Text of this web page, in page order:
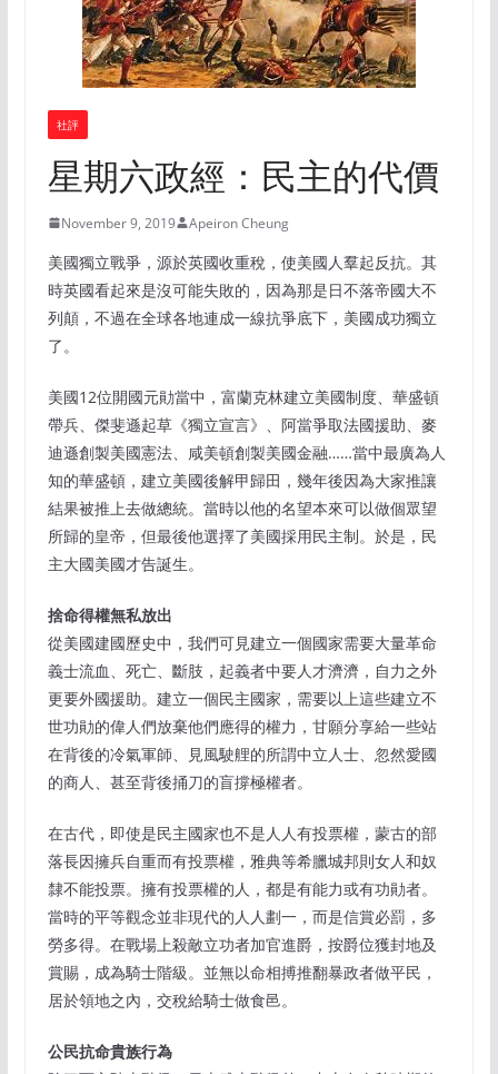
社評
星期六政經：民主的代價
November 9, 2019 Apeiron Cheung
美國獨立戰爭，源於英國收重稅，使美國人羣起反抗。其
時英國看起來是沒可能失敗的，因為那是日不落帝國大不
列顛，不過在全球各地連成一線抗爭底下，美國成功獨立
了。
美國12位開國元勛當中，富蘭克林建立美國制度、華盛頓
帶兵、傑斐遜起草《獨立宣言》、阿當爭取法國援助、麥
迪遜創製美國憲法、咸美頓創製美國金融……當中最廣為人
知的華盛頓，建立美國後解甲歸田，幾年後因為大家推讓
結果被推上去做總統。當時以他的名望本來可以做個眾望
所歸的皇帝，但最後他選擇了美國採用民主制。於是，民
主大國美國才告誕生。
捨命得權無私放出
從美國建國歷史中，我們可見建立一個國家需要大量革命
義士流血、死亡、斷肢，起義者中要人才濟濟，自力之外
更要外國援助。建立一個民主國家，需要以上這些建立不
世功勛的偉人們放棄他們應得的權力，甘願分享給一些站
在背後的冷氣軍師、見風駛艃的所謂中立人士、忽然愛國
的商人、甚至背後捅刀的盲撐極權者。
在古代，即使是民主國家也不是人人有投票權，蒙古的部
落長因擁兵自重而有投票權，雅典等希臘城邦則女人和奴
隸不能投票。擁有投票權的人，都是有能力或有功勛者。
當時的平等觀念並非現代的人人劃一，而是信賞必罰，多
勞多得。在戰場上殺敵立功者加官進爵，按爵位獲封地及
賞賜，成為騎士階級。並無以命相搏推翻暴政者做平民，
居於領地之內，交稅給騎士做食邑。
公民抗命貴族行為